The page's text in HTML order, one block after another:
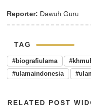
Reporter: Dawuh Guru
TAG
#biografiulama
#ulamaindonesia
RELATED POST